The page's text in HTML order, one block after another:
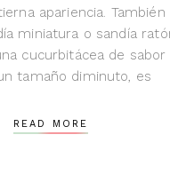
apariencia. También
miniatura o sandía
cucurbitácea de sabor
tamaño diminuto, es
READ MORE